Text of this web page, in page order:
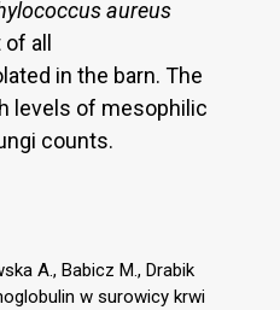
aureus
all
in the barn. The
levels of mesophilic
counts.
A., Babicz M., Drabik
w surowicy krwi